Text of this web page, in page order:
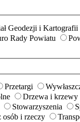
Geodezji i Kartografii
Rady Powiatu
Przetargi
Drzewa i krzewy
Stowarzyszenia
osób i rzeczy